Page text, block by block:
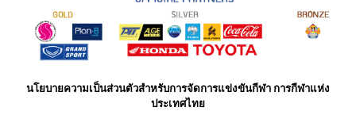
นโยบายความเป็นส่วนตัวสำหรับการจัดการแข่งขันกีฬา การกีฬาแห่ง
ประเทศไทย